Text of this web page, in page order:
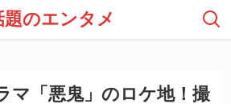
題のエンタメ
マ「悪鬼」のロケ地！撮